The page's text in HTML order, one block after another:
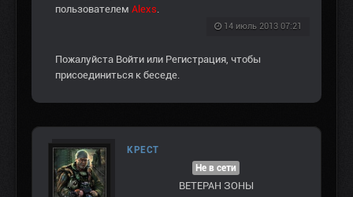
пользователем Alexs.
14 июль 2013 07:21
Пожалуйста Войти или Регистрация, чтобы
присоединиться к беседе.
КРЕСТ
Не в сети
ВЕТЕРАН ЗOНЫ